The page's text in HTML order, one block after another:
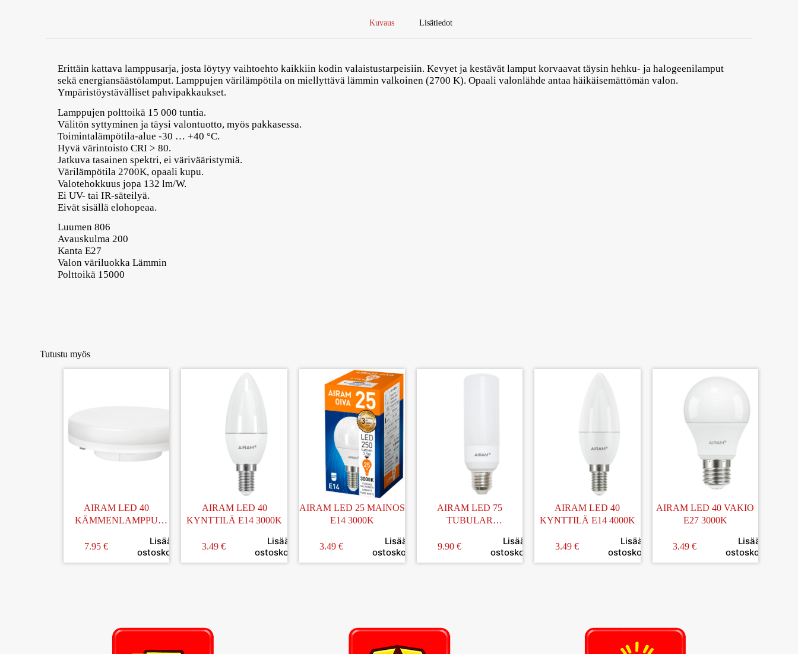
Kuvaus Lisätiedot
Erittäin kattava lamppusarja, josta löytyy vaihtoehto kaikkiin kodin valaistustarpeisiin. Kevyet ja kestävät lamput korvaavat täysin hehku- ja halogeenilamput
sekä energiansäästölamput. Lamppujen värilämpötila on miellyttävä lämmin valkoinen (2700 K). Opaali valonlähde antaa häikäisemättömän valon.
Ympäristöystävälliset pahvipakkaukset.
Lamppujen polttoikä 15 000 tuntia.
Välitön syttyminen ja täysi valontuotto, myös pakkasessa.
Toimintalämpötila-alue -30 … +40 °C.
Hyvä värintoisto CRI > 80.
Jatkuva tasainen spektri, ei värivääristymiä.
Värilämpötila 2700K, opaali kupu.
Valotehokkuus jopa 132 lm/W.
Ei UV- tai IR-säteilyä.
Eivät sisällä elohopeaa.
Luumen 806
Avauskulma 200
Kanta E27
Valon väriluokka Lämmin
Polttoikä 15000
Tutustu myös
AIRAM LED 40
KÄMMENLAMPPU
7.95 €
Lisää
ostoskoriin
AIRAM LED 40
KYNTTILÄ E14 3000K
3.49€
Lisää
ostoskoriin
AIRAM LED 25 MAINOS
E14 3000K
3.49€
Lisää
ostoskoriin
AIRAM LED 75
TUBULAR
4000K
9.90 €
Lisää
ostoskoriin
AIRAM LED 40
KYNTTILÄ E14 4000K
3.49 €
Lisää
ostoskoriin
AIRAM LED 40 VAKIO
E27 3000K
3.49€
Lisää
ostoskoriin